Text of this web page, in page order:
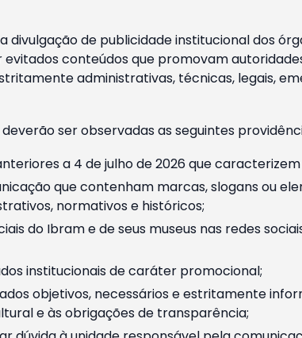
divulgação de publicidade institucional dos
conteúdos que promovam
administrativas, técnicas, legais,
ser observadas as seguintes
a 4 de julho de 2026 que
que contenham marcas, slogans ou
normativos e históricos;
do Ibram e de seus museus nas redes
institucionais de caráter promocional;
objetivos, necessários e estritamente
e às obrigações de transparência;